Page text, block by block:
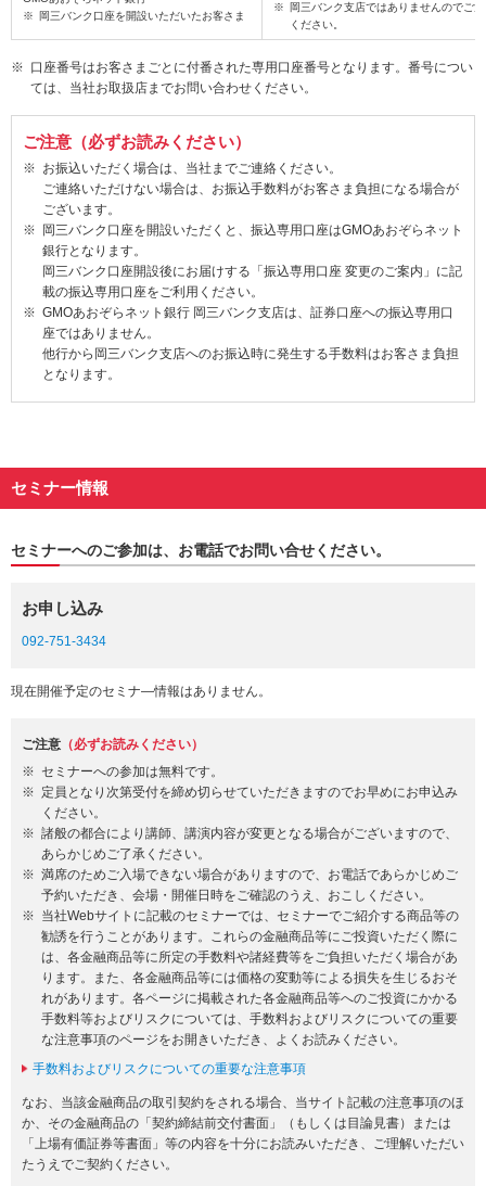
岡三バンク口座を開設いただいたお客さま
岡三バンク支店ではありませんのでご
ください。
口座番号はお客さまごとに付番された専用口座番号となります。番号につい
ては、当社お取扱店までお問い合わせください。
ご注意（必ずお読みください）
お振込いただく場合は、当社までご連絡ください。
ご連絡いただけない場合は、お振込手数料がお客さま負担になる場合が
ございます。
岡三バンク口座を開設いただくと、振込専用口座はGMOあおぞらネット
銀行となります。
岡三バンク口座開設後にお届けする「振込専用口座 変更のご案内」に記
載の振込専用口座をご利用ください。
GMOあおぞらネット銀行 岡三バンク支店は、証券口座への振込専用口
座ではありません。
他行から岡三バンク支店へのお振込時に発生する手数料はお客さま負担
となります。
セミナー情報
セミナーへのご参加は、お電話でお問い合せください。
お申し込み
092-751-3434
現在開催予定のセミナ―情報はありません。
ご注意 （必ずお読みください）
セミナーへの参加は無料です。
定員となり次第受付を締め切らせていただきますのでお早めにお申込み
ください。
諸般の都合により講師、講演内容が変更となる場合がございますので、
あらかじめご了承ください。
満席のためご入場できない場合がありますので、お電話であらかじめご
予約いただき、会場・開催日時をご確認のうえ、おこしください。
当社Webサイトに記載のセミナーでは、セミナーでご紹介する商品等の
勧誘を行うことがあります。これらの金融商品等にご投資いただく際に
は、各金融商品等に所定の手数料や諸経費等をご負担いただく場合があ
ります。また、各金融商品等には価格の変動等による損失を生じるおそ
れがあります。各ページに掲載された各金融商品等へのご投資にかかる
手数料等およびリスクについては、手数料およびリスクについての重要
な注意事項のページをお開きいただき、よくお読みください。
手数料およびリスクについての重要な注意事項
なお、当該金融商品の取引契約をされる場合、当サイト記載の注意事項のほ
か、その金融商品の「契約締結前交付書面」（もしくは目論見書）または
「上場有価証券等書面」等の内容を十分にお読みいただき、ご理解いただい
たうえでご契約ください。